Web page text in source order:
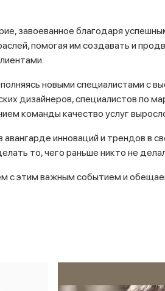
завоеванное благодаря
помогая им создавать и
новыми специалистами с
дизайнеров, специалистов по
команды качество услуг
инноваций и трендов в
то, чего раньше никто не
с этим важным событием и